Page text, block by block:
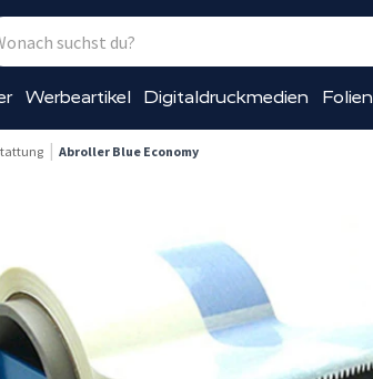
Werbeartikel Digitaldruckmedien Folien
Abroller Blue Economy